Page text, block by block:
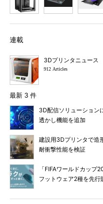
連載
3Dプリンタニュース
912 Articles
最新 3 件
3D配信ソリューション
透かし機能を追加
建設用3Dプリンタで造
耐衝撃性能を検証
「FIFAワールドカップ
フットウェア2種を先行